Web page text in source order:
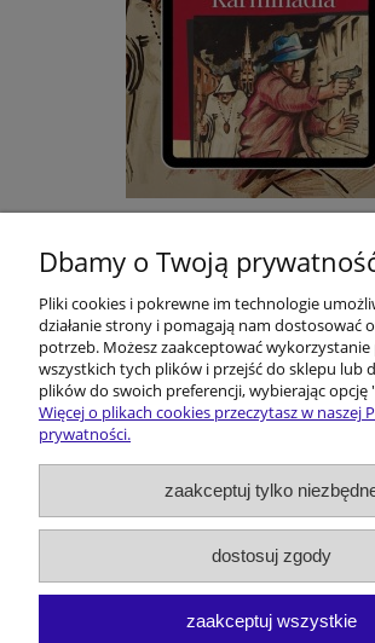
E-BOOK: Kōmisorz Hanusik i
Karminadla - M.
22,00 zł
do koszyka
Pomoc
Dostawa i koszty
Moje konto
Dbamy o Twoją
Pliki cookies i pokrewne im technologie
działanie strony i pomagają nam dostosować
potrzeb. Możesz zaakceptować wykorzystanie
wszystkich tych plików i przejść do sklepu lub
plików do swoich preferencji, wybierając opcję
Więcej o plikach cookies przeczytasz w naszej
prywatności.
zaakceptuj tylko
dostosuj zgody
zaakceptuj wszystkie